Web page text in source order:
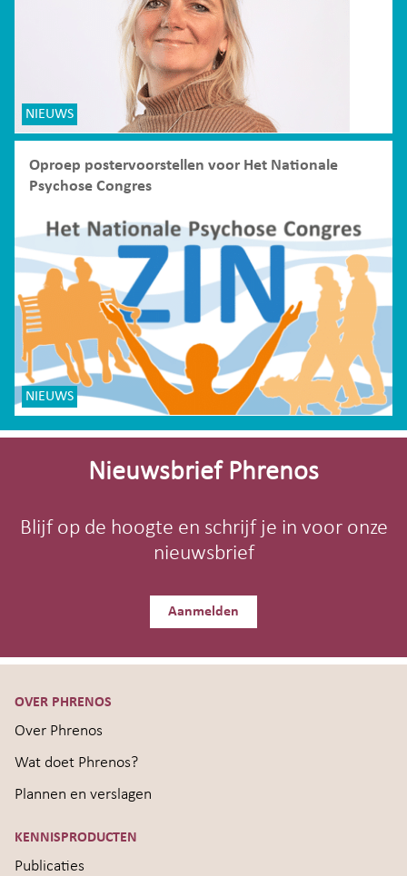
NIEUWS
Oproep postervoorstellen voor Het Nationale
Psychose Congres
NIEUWS
Site-
Nieuwsbrief Phrenos
Blijf op de hoogte en schrijf je in voor onze
nieuwsbrief
Aanmelden
OVER PHRENOS
Over Phrenos
Wat doet Phrenos?
Plannen en verslagen
KENNISPRODUCTEN
Publicaties